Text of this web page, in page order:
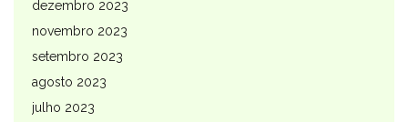
dezembro 2023
novembro 2023
setembro 2023
agosto 2023
julho 2023